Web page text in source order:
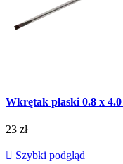
Wkrętak płaski 0.8 x
23 zł
 Szybki podgląd